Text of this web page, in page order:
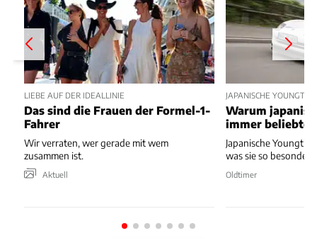
LIEBE AUF DER IDEALLINIE
Das sind die Frauen der Formel-1-
Fahrer
Wir verraten, wer gerade mit wem
zusammen ist.
Aktuell
JAPANISCHE
Warum
immer
Japanische
was sie so
Oldtimer